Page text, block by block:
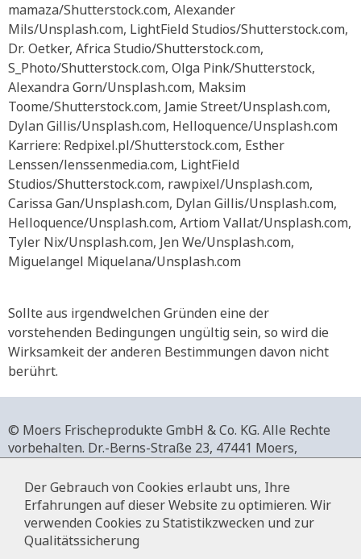
mamaza/Shutterstock.com, Alexander
Mils/Unsplash.com, LightField Studios/Shutterstock.com,
Dr. Oetker, Africa Studio/Shutterstock.com,
S_Photo/Shutterstock.com, Olga Pink/Shutterstock,
Alexandra Gorn/Unsplash.com, Maksim
Toome/Shutterstock.com, Jamie Street/Unsplash.com,
Dylan Gillis/Unsplash.com, Helloquence/Unsplash.com
Karriere: Redpixel.pl/Shutterstock.com, Esther
Lenssen/lenssenmedia.com, LightField
Studios/Shutterstock.com, rawpixel/Unsplash.com,
Carissa Gan/Unsplash.com, Dylan Gillis/Unsplash.com,
Helloquence/Unsplash.com, Artiom Vallat/Unsplash.com,
Tyler Nix/Unsplash.com, Jen We/Unsplash.com,
Miguelangel Miquelana/Unsplash.com
Sollte aus irgendwelchen Gründen eine der
vorstehenden Bedingungen ungültig sein, so wird die
Wirksamkeit der anderen Bestimmungen davon nicht
berührt.
© Moers Frischeprodukte GmbH & Co. KG. Alle Rechte
vorbehalten. Dr.-Berns-Straße 23, 47441 Moers,
+49 2841 911-0,www.moers-frischeprodukte.de
Der Gebrauch von Cookies erlaubt uns, Ihre
Erfahrungen auf dieser Website zu optimieren. Wir
verwenden Cookies zu Statistikzwecken und zur
Qualitätssicherung